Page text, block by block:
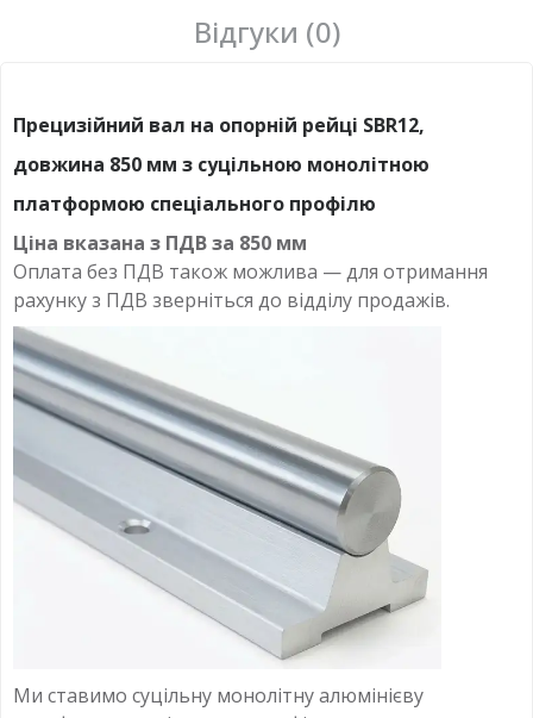
Відгуки (0)
Прецизійний вал на опорній рейці SBR12,
довжина 850 мм з суцільною монолітною
платформою спеціального профілю
Ціна вказана з ПДВ за 850 мм
Оплата без ПДВ також можлива — для отримання
рахунку з ПДВ зверніться до відділу продажів.
Ми ставимо суцільну монолітну алюмінієву